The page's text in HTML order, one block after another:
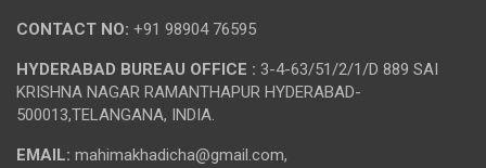
CONTACT NO: +91 98904 76595
HYDERABAD BUREAU OFFICE : 3-4-63/51/2/1/D 889 SAI
KRISHNA NAGAR RAMANTHAPUR HYDERABAD-
500013,TELANGANA, INDIA.
EMAIL: mahimakhadicha@gmail.com,